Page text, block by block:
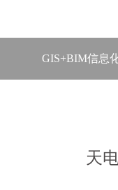
GIS+BIM信息
天